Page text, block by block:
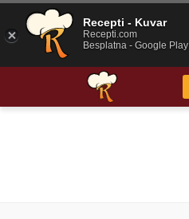
Recepti - Kuvar
Recepti.com
Besplatna - Google Play